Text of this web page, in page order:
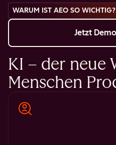
WARUM IST AEO SO WICHTIG?
Jetzt
KI – der neue
Menschen